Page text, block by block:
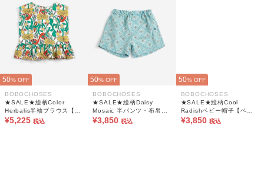
50% OFF
BOBOCHOSES
★SALE★総柄Color
Herbalis半袖ブラウス【ベ
ビー】
¥5,225 税込
50% OFF
BOBOCHOSES
★SALE★総柄Daisy
Mosaic 半パンツ・布帛
【ベビー】
¥3,850 税込
50% OFF
BOBOCHOSES
★SALE★総柄Cool
Radishベビー帽子【ベビ
ー】
¥3,850 税込